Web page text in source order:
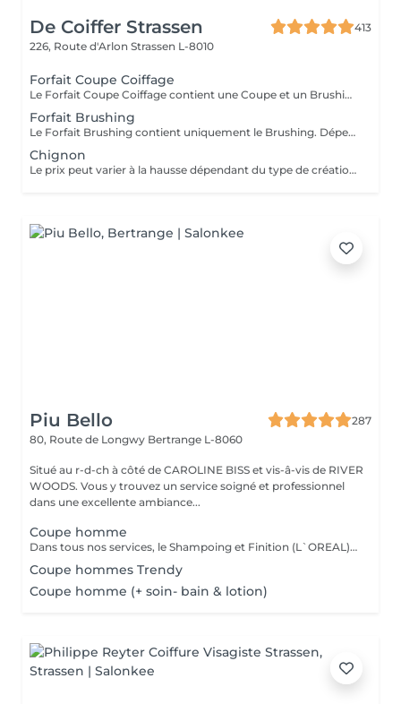
De Coiffer Strassen
413
226, Route d'Arlon Strassen L-8010
Forfait Coupe Coiffage
Le Forfait Coupe Coiffage contient une Coupe et un Brushing. Dépendant de la longueur des cheveux, le prix peut varier. En cas de questions veuillez appeler au +352 26 31 07 11.
Forfait Brushing
Le Forfait Brushing contient uniquement le Brushing. Dépendant de la longueur des cheveux, le prix peut varier. En cas de questions veuillez appeler au +352 26 31 07 11.
Chignon
Le prix peut varier à la hausse dépendant du type de création finalement réalisée.
Piu Bello
287
80, Route de Longwy Bertrange L-8060
Situé au r-d-ch à côté de CAROLINE BISS et vis-â-vis de RIVER
WOODS. Vous y trouvez un service soigné et professionnel
dans une excellente ambiance...
Coupe homme
Dans tous nos services, le Shampoing et Finition (L`OREAL)sont compris.
Coupe hommes Trendy
Coupe homme (+ soin- bain & lotion)